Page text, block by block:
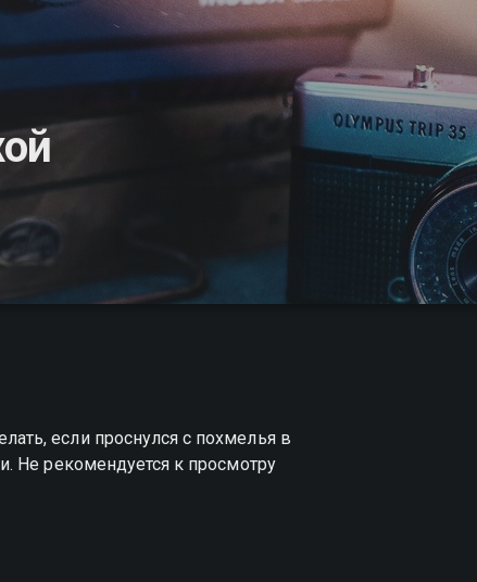
если проснулся с похмелья в
Не рекомендуется к просмотру